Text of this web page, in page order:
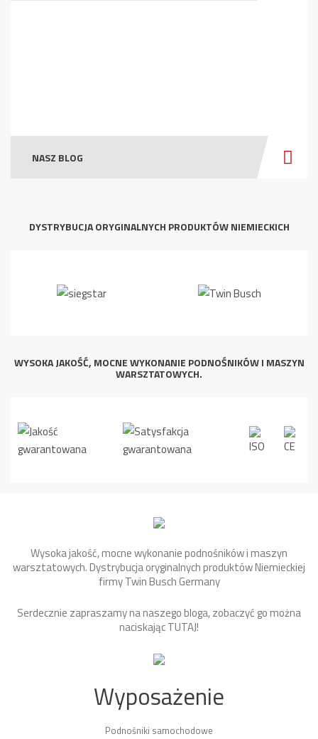
NASZ BLOG
DYSTRYBUCJA ORYGINALNYCH PRODUKTÓW NIEMIECKICH
WYSOKA JAKOŚĆ, MOCNE WYKONANIE PODNOŚNIKÓW I MASZYN
WARSZTATOWYCH.
Wysoka jakość, mocne wykonanie podnośników i maszyn
warsztatowych. Dystrybucja oryginalnych produktów Niemieckiej
firmy Twin Busch Germany
Serdecznie zapraszamy na naszego bloga, zobaczyć go można
naciskającTUTAJ!
Wyposażenie
Podnośniki samochodowe